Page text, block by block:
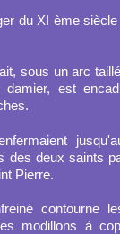
du XI ème
sous un arc
damier, est
des deux saints
Pierre.
contourne
modillons à